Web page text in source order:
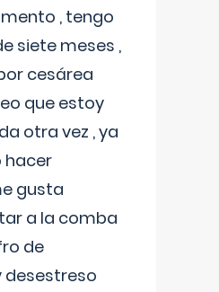
, tengo
siete meses ,
cesárea
que estoy
otra vez , ya
hacer
gusta
a la comba
de
desestreso